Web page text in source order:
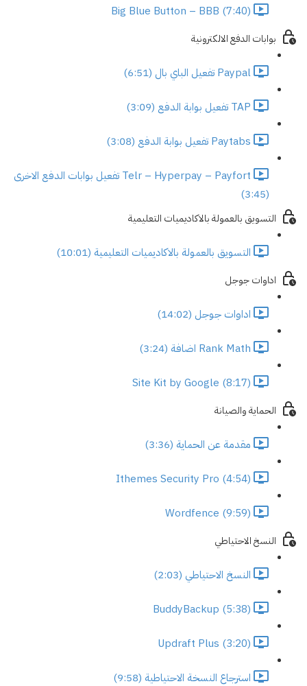
Big Blue Button – BBB (7:40)
بوابات الدفع الالكترونية
Paypal تفعيل الباي بال (6:51)
TAP تفعيل بوابة الدفع (3:09)
Paytabs تفعيل بوابة الدفع (3:08)
Telr – Hyperpay – Payfort تفعيل بوابات الدفع الاخرى
(3:45)
التسويق بالعمولة بالاكاديميات التعليمية
التسويق بالعمولة بالاكاديميات التعليمية (10:01)
اداوات جوجل
اداوات جوجل (14:02)
Rank Math اضافة (3:24)
Site Kit by Google (8:17)
الحماية والصيانة
مقدمة عن الحماية (3:36)
Ithemes Security Pro (4:54)
Wordfence (9:59)
النسخ الاحتياطي
النسخ الاحتياطي (2:03)
BuddyBackup (5:38)
Updraft Plus (3:20)
استرجاع النسخة الاحتياطية (9:58)